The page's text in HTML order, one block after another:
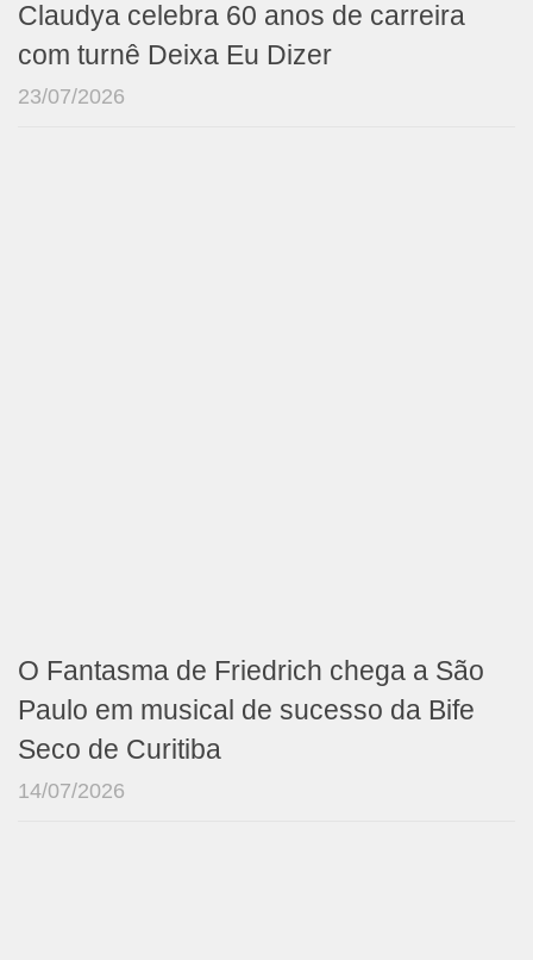
Claudya celebra 60 anos de carreira
com turnê Deixa Eu Dizer
23/07/2026
O Fantasma de Friedrich chega a São
Paulo em musical de sucesso da Bife
Seco de Curitiba
14/07/2026